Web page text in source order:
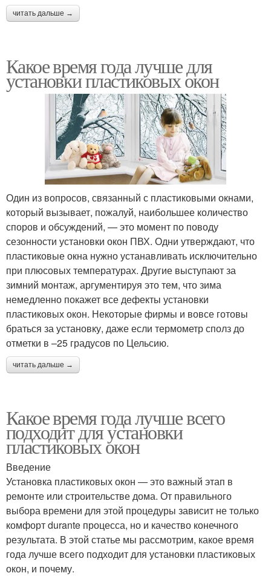
читать дальше →
Какое время года лучше для
установки пластиковых окон
Один из вопросов, связанный с пластиковыми окнами,
который вызывает, пожалуй, наибольшее количество
споров и обсуждений, — это момент по поводу
сезонности установки окон ПВХ. Одни утверждают, что
пластиковые окна нужно устанавливать исключительно
при плюсовых температурах. Другие выступают за
зимний монтаж, аргументируя это тем, что зима
немедленно покажет все дефекты установки
пластиковых окон. Некоторые фирмы и вовсе готовы
браться за установку, даже если термометр сполз до
отметки в –25 градусов по Цельсию.
читать дальше →
Какое время года лучше всего
подходит для установки
пластиковых окон
Введение
Установка пластиковых окон — это важный этап в
ремонте или строительстве дома. От правильного
выбора времени для этой процедуры зависит не только
комфорт durante процесса, но и качество конечного
результата. В этой статье мы рассмотрим, какое время
года лучше всего подходит для установки пластиковых
окон, и почему.